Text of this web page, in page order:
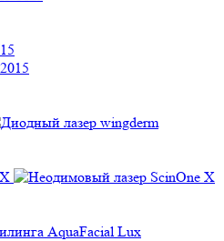
AquaFacial Lux